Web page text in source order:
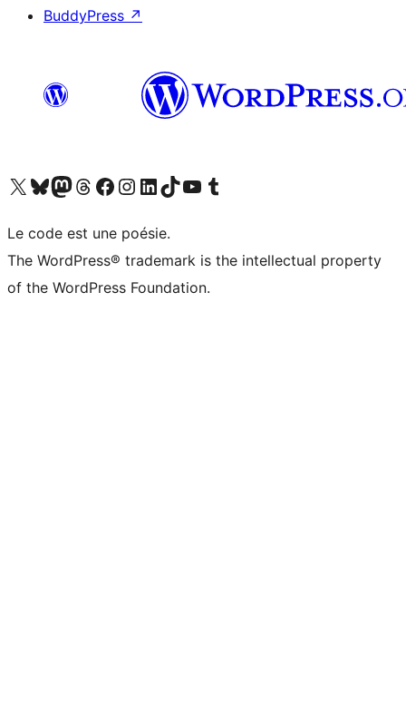
BuddyPress ↗
Visit our X (formerly Twitter) account
Visitez notre compte Bluesky
Visit our Mastodon account
Visitez notre compte Threads
Visit our Facebook page
Visit our Instagram account
Visit our LinkedIn account
Visitez notre compte TikTok
Visit our YouTube channel
Visitez notre compte Tumblr
Le code est une poésie.
The WordPress® trademark is the intellectual property
of the WordPress Foundation.